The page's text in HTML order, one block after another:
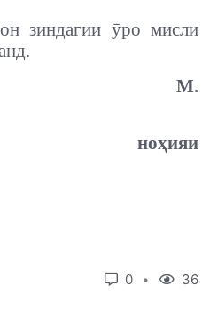
зиндагии ӯро мисли
М.
ноҳияи
0 36